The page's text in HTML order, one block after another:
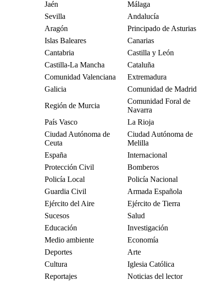
Jaén
Málaga
Sevilla
Andalucía
Aragón
Principado de Asturias
Islas Baleares
Canarias
Cantabria
Castilla y León
Castilla-La Mancha
Cataluña
Comunidad Valenciana
Extremadura
Galicia
Comunidad de Madrid
Región de Murcia
Comunidad Foral de
Navarra
País Vasco
La Rioja
Ciudad Autónoma de
Ceuta
Ciudad Autónoma de
Melilla
España
Internacional
Protección Civil
Bomberos
Policía Local
Policía Nacional
Guardia Civil
Armada Española
Ejército del Aire
Ejército de Tierra
Sucesos
Salud
Educación
Investigación
Medio ambiente
Economía
Deportes
Arte
Cultura
Iglesia Católica
Reportajes
Noticias del lector